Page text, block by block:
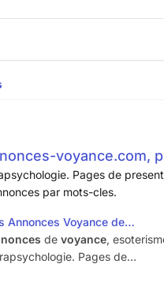
voyance.com,
Pages de
par mots-cles.
Annonces Voyance de
voyance.com, detail
de voyance,
Pages de